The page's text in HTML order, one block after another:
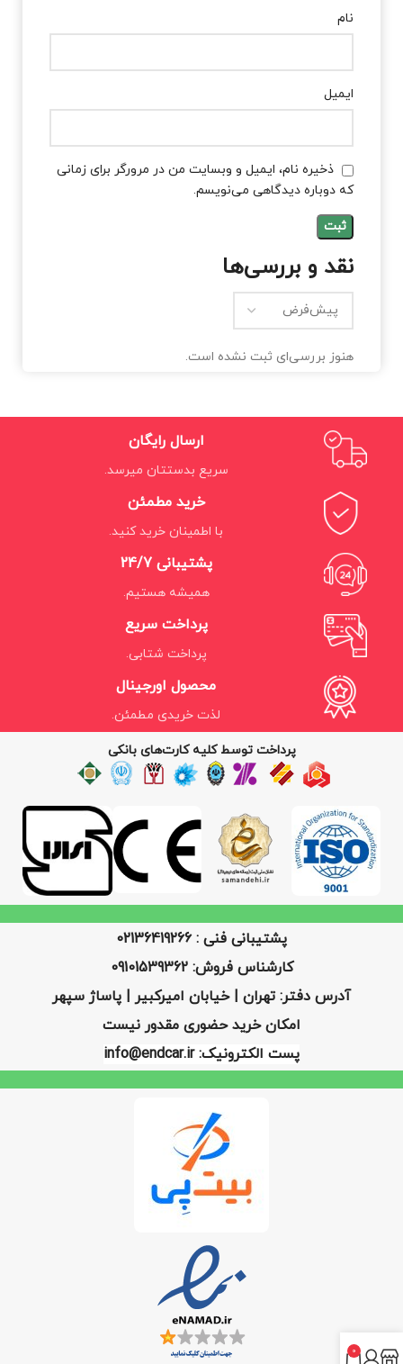
نقد و بررسی‌ها
هنوز بررسی‌ای ثبت نشده است.
نام
ایمیل
ذخیره نام، ایمیل و وبسایت من در مرورگر برای زمانی
که دوباره دیدگاهی می‌نویسم.
ارسال رایگان
سریع بدستتان میرسد.
خرید مطمئن
با اطمینان خرید کنید.
پشتیبانی 24/7
همیشه هستیم.
پرداخت سریع
پرداخت شتابی.
محصول اورجینال
لذت خریدی مطمئن.
پرداخت توسط کلیه کارت‌های بانکی
پشتیبانی فنی : 02136419266
کارشناس فروش: 09101539362
آدرس دفتر: تهران | خیابان امیرکبیر | پاساژ سپهر
امکان خرید حضوری مقدور نیست
پست الکترونیک: info@endcar.ir
0